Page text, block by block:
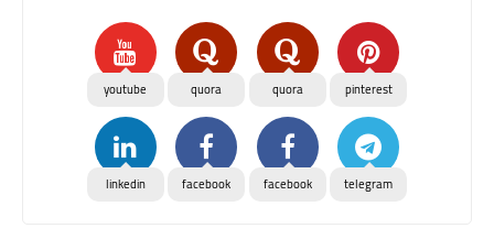
pinterest
quora
quora
youtube
telegram
facebook
facebook
linkedin